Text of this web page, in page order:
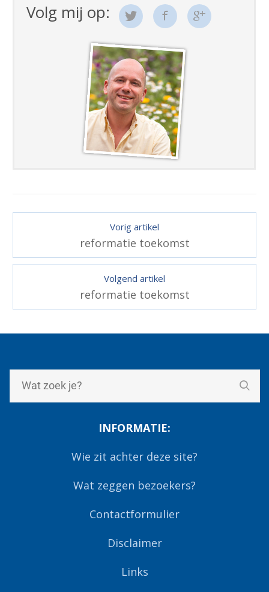
Volg mij op:
Vorig artikel
reformatie toekomst
Volgend artikel
reformatie toekomst
INFORMATIE:
Wie zit achter deze site?
Wat zeggen bezoekers?
Contactformulier
Disclaimer
Links